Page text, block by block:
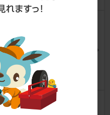
切り替え ４６００Ｋ
サスポーツワゴン
ん
正 助手席側サンバイザ